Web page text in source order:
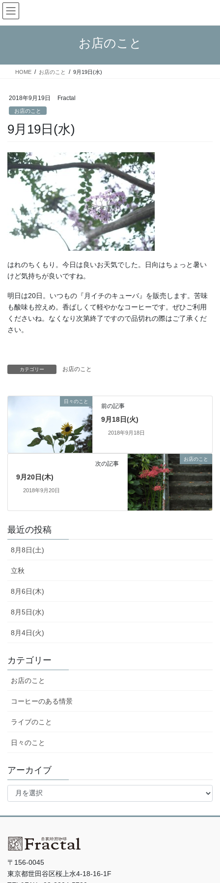
コ
ン
テ
ス
ナ
ビ
ゲ
ン
お店のこと
HOME お店のこと 9月19日(水)
2018年9月19日 Fractal
お店のこと
9月19日(水)
はれのちくもり。今日は良いお天気でした。日向はちょっと暑い
けど気持ちが良いですね。
明日は20日。いつもの『月イチのキューバ』を販売します。苦味
も酸味も控えめ。香ばしくて軽やかなコーヒーです。ぜひご利用
くださいね。なくなり次第終了ですので品切れの際はご了承くだ
さい。
カテゴリー お店のこと
日々のこと
前の記事
9月18日(火)
2018年9月18日
お店のこと
次の記事
9月20日(木)
2018年9月20日
最近の投稿
8月8日(土)
立秋
8月6日(木)
8月5日(水)
8月4日(火)
カテゴリー
お店のこと
コーヒーのある情景
ライブのこと
日々のこと
アーカイブ
ア
イ
〒156-0045
東京都世田谷区桜上水4-18-16-1F